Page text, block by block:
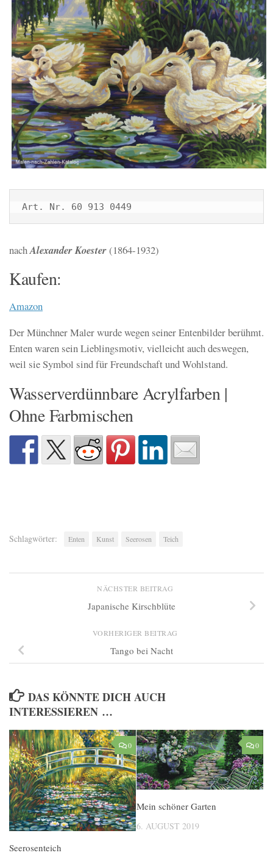
Art. Nr. 60 913 0449
nachAlexander Koester(1864-1932)
Kaufen:
Amazon
Der Münchner Maler wurde wegen seiner Entenbilder berühmt.
Enten waren sein Lieblingsmotiv, vielleicht auch deswegen,
weil sie Symbol sind für Freundschaft und Wohlstand.
Wasserverdünnbare Acrylfarben |
Ohne Farbmischen
Schlagwörter: Enten Kunst Seerosen Teich
NÄCHSTER BEITRAG
Japanische Kirschblüte
VORHERIGER BEITRAG
Tango bei Nacht
DAS KÖNNTE DICH AUCH
INTERESSIEREN …
0
Seerosenteich
0
Mein schöner Garten
6. AUGUST 2019